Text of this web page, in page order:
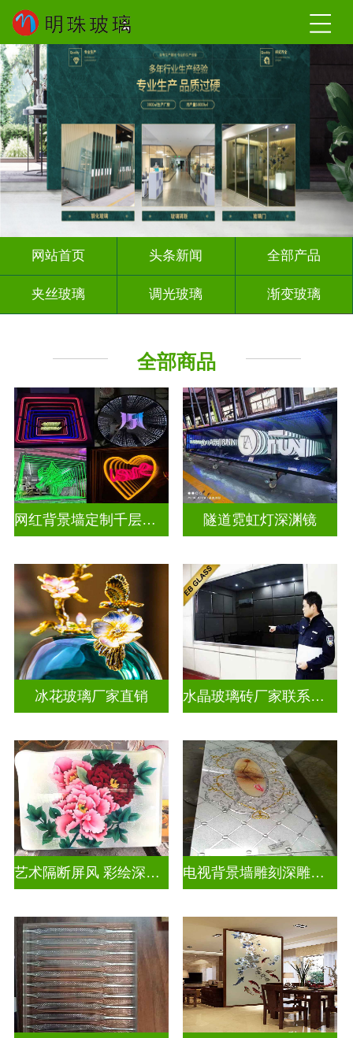
网站首页 头条新闻 全部产品
夹丝玻璃 调光玻璃 渐变玻璃
其它玻璃
全部商品
网红背景墙定制千层镜深渊镜 隧道霓虹灯深渊镜
冰花玻璃厂家直销 水晶玻璃砖厂家联系方式
艺术隔断屏风 彩绘深雕浮雕玻璃 电视背景墙雕刻深雕双面效果